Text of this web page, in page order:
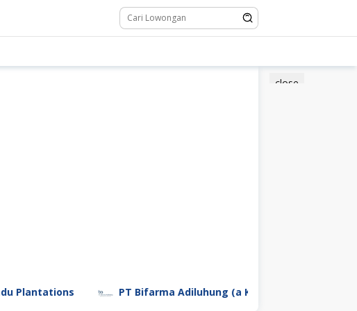
close
PT Bifarma Adiluhung (a Kalbe Company)